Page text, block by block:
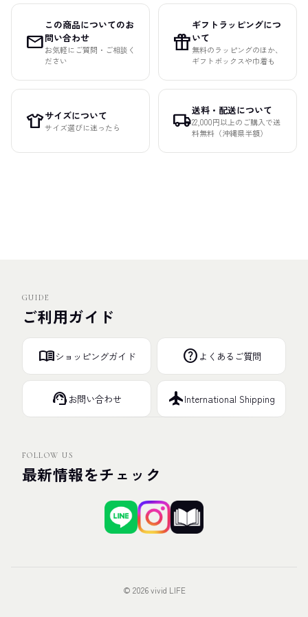
mail
この商品についてのお
問い合わせ
お気軽にご質問・ご相談く
ださい
featured_seasonal_and_gifts
ギフトラッピングにつ
いて
無料のラッピングのほか、
ギフトボックスや巾着も
apparelサイズについて
サイズ選びに迷ったら local_shipping送料・配送について
22,000円以上のご購入で送
料無料（沖縄県半額）
GUIDE
ご利用ガイド
menu_bookショッピングガイド help よくあるご質問
support_agent お問い合わせ flightInternational Shipping
FOLLOW US
最新情報をチェック
© 2026 vivid LIFE